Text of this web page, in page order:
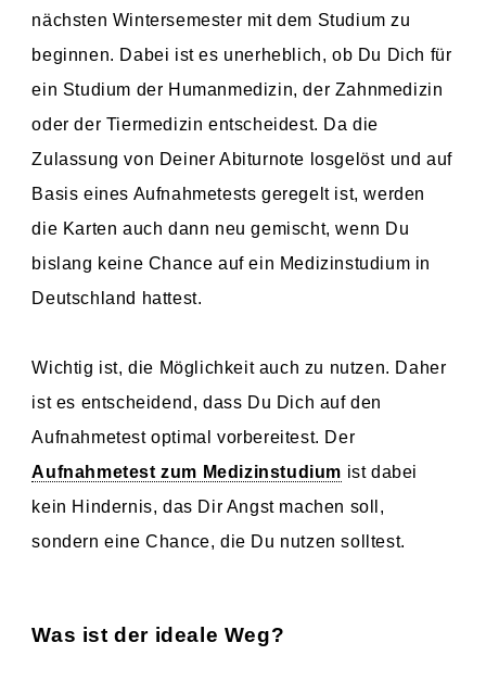
nächsten Wintersemester mit dem Studium zu
beginnen. Dabei ist es unerheblich, ob Du Dich für
ein Studium der Humanmedizin, der Zahnmedizin
oder der Tiermedizin entscheidest. Da die
Zulassung von Deiner Abiturnote losgelöst und auf
Basis eines Aufnahmetests geregelt ist, werden
die Karten auch dann neu gemischt, wenn Du
bislang keine Chance auf ein Medizinstudium in
Deutschland hattest.
Wichtig ist, die Möglichkeit auch zu nutzen. Daher
ist es entscheidend, dass Du Dich auf den
Aufnahmetest optimal vorbereitest. Der
Aufnahmetest zum Medizinstudium ist dabei
kein Hindernis, das Dir Angst machen soll,
sondern eine Chance, die Du nutzen solltest.
Was ist der ideale Weg?